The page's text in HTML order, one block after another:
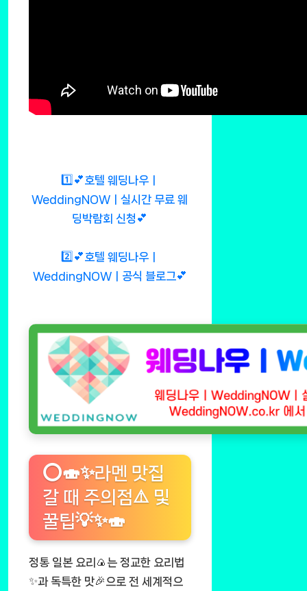
1️⃣💕호텔 웨딩나우ㅣ
WeddingNOWㅣ실시간 무료 웨
딩박람회 신청💕
2️⃣💕호텔 웨딩나우ㅣ
WeddingNOWㅣ공식 블로그💕
⭕🍣✨라멘 맛집
갈 때 주의점⚠️ 및
꿀팁💡✨🍣
정통 일본 요리🍙는 정교한 요리법
✨과 독특한 맛🎉으로 전 세계적으